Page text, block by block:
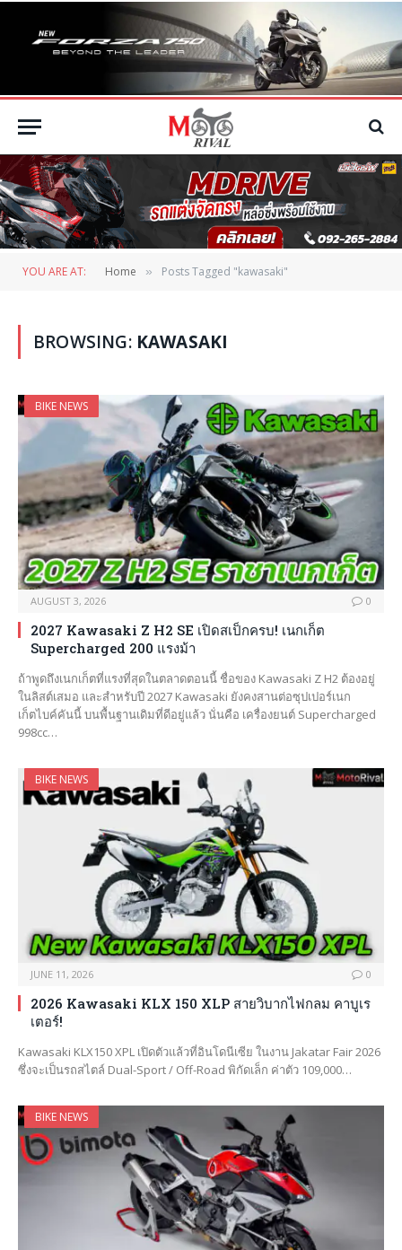
YOU ARE AT: Home » Posts Tagged "kawasaki"
BROWSING: KAWASAKI
BIKE NEWS
AUGUST 3, 2026 0
2027 Kawasaki Z H2 SE เปิดสเป็กครบ! เนกเก็ต
Supercharged 200 แรงม้า
ถ้าพูดถึงเนกเก็ตที่แรงที่สุดในตลาดตอนนี้ ชื่อของ Kawasaki Z H2 ต้องอยู่
ในลิสต์เสมอ และสำหรับปี 2027 Kawasaki ยังคงสานต่อซุปเปอร์เนก
เก็ตไบค์คันนี้ บนพื้นฐานเดิมที่ดีอยู่แล้ว นั่นคือ เครื่องยนต์ Supercharged
998cc…
BIKE NEWS
JUNE 11, 2026 0
2026 Kawasaki KLX 150 XLP สายวิบากไฟกลม คาบูเร
เตอร์!
Kawasaki KLX150 XPL เปิดตัวแล้วที่อินโดนีเซีย ในงาน Jakatar Fair 2026
ซึ่งจะเป็นรถสไตล์ Dual-Sport / Off-Road พิกัดเล็ก ค่าตัว 109,000…
BIKE NEWS